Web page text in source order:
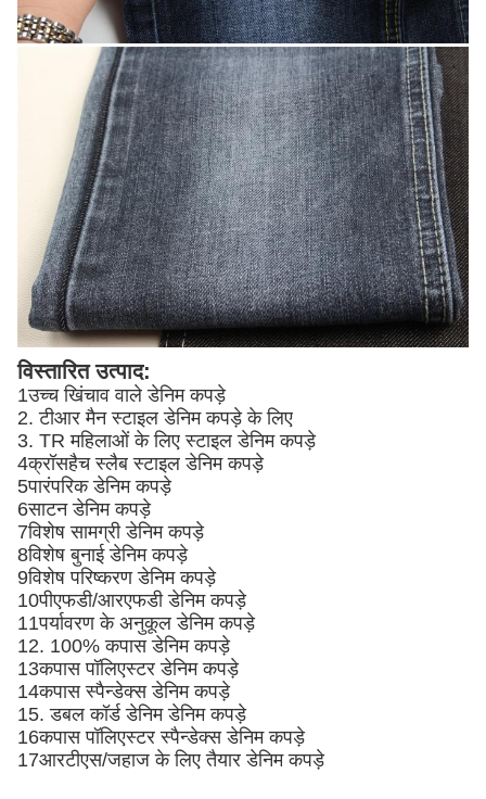
विस्तारित उत्पाद:
1उच्च खिंचाव वाले डेनिम कपड़े
2. टीआर मैन स्टाइल डेनिम कपड़े के लिए
3. TR महिलाओं के लिए स्टाइल डेनिम कपड़े
4क्रॉसहैच स्लैब स्टाइल डेनिम कपड़े
5पारंपरिक डेनिम कपड़े
6साटन डेनिम कपड़े
7विशेष सामग्री डेनिम कपड़े
8विशेष बुनाई डेनिम कपड़े
9विशेष परिष्करण डेनिम कपड़े
10पीएफडी/आरएफडी डेनिम कपड़े
11पर्यावरण के अनुकूल डेनिम कपड़े
12. 100% कपास डेनिम कपड़े
13कपास पॉलिएस्टर डेनिम कपड़े
14कपास स्पैन्डेक्स डेनिम कपड़े
15. डबल कॉर्ड डेनिम डेनिम कपड़े
16कपास पॉलिएस्टर स्पैन्डेक्स डेनिम कपड़े
17आरटीएस/जहाज के लिए तैयार डेनिम कपड़े